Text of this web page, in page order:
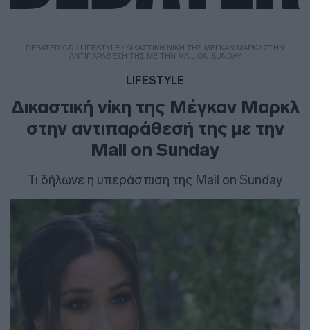
DEBATER.GR / LIFESTYLE / ΔΙΚΑΣΤΙΚΉ ΝΊΚΗ ΤΗΣ ΜΈΓΚΑΝ ΜΑΡΚΛ ΣΤΗΝ
ΑΝΤΙΠΑΡΆΘΕΣΉ ΤΗΣ ΜΕ ΤΗΝ MAIL ON SUNDAY
LIFESTYLE
Δικαστική νίκη της Μέγκαν Μαρκλ
στην αντιπαράθεσή της με την
Mail on Sunday
Τι δήλωνε η υπεράσπιση της Mail on Sunday